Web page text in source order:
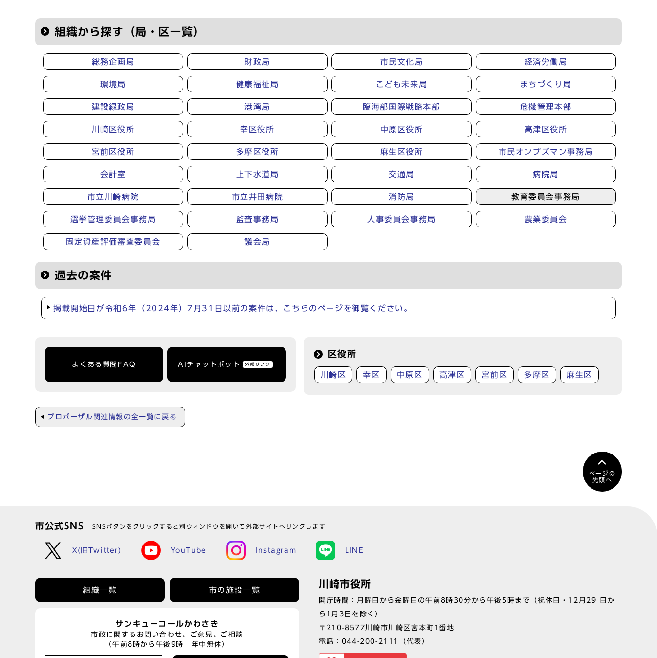
組織から探す（局・区一覧）
総務企画局 財政局 市民文化局 経済労働局
環境局 健康福祉局 こども未来局 まちづくり局
建設緑政局 港湾局 臨海部国際戦略本部 危機管理本部
川崎区役所 幸区役所 中原区役所 高津区役所
宮前区役所 多摩区役所 麻生区役所 市民オンブズマン事務局
会計室 上下水道局 交通局 病院局
市立川崎病院 市立井田病院 消防局 教育委員会事務局
選挙管理委員会事務局 監査事務局 人事委員会事務局 農業委員会
固定資産評価審査委員会 議会局
過去の案件
掲載開始日が令和6年（2024年）7月31日以前の案件は、こちらのページを御覧ください。
よくある質問FAQ AIチャットボット 外部リンク
区役所
川崎区 幸区 中原区 高津区 宮前区 多摩区 麻生区
プロポーザル関連情報の全一覧に戻る
ページの
先頭へ
市公式SNS SNSボタンをクリックすると別ウィンドウを開いて外部サイトへリンクします
X(旧Twitter) YouTube Instagram LINE
組織一覧 市の施設一覧
サンキューコールかわさき
市政に関するお問い合わせ、ご意見、ご相談
（午前8時から午後9時 年中無休）
川崎市役所
開庁時間：月曜日から金曜日の午前8時30分から午後5時まで（祝休日・12月29 日か
ら1月3日を除く）
〒210-8577川崎市川崎区宮本町1番地
電話： 044-200-2111 （代表）